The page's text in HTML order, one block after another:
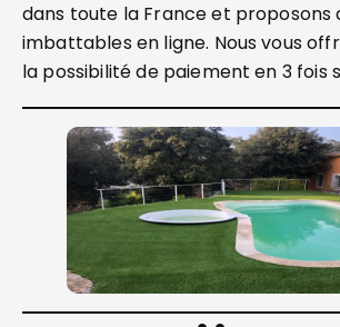
dans toute la France et proposons
imbattables en ligne. Nous vous
la possibilité de paiement en 3 fois